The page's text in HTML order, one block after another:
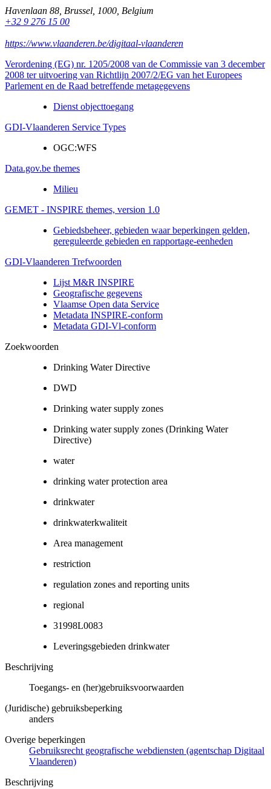
Havenlaan 88 Brussel 1000 Belgium
+32 9 276 15 00
https://www.vlaanderen.be/digitaal-vlaanderen
Verordening (EG) nr. 1205/2008 van de Commissie van 3 december
2008 ter uitvoering van Richtlijn 2007/2/EG van het Europees
Parlement en de Raad betreffende metagegevens
Dienst objecttoegang
GDI-Vlaanderen Service Types
OGC:WFS
Data.gov.be themes
Milieu
GEMET - INSPIRE themes, version 1.0
Gebiedsbeheer, gebieden waar beperkingen gelden,
gereguleerde gebieden en rapportage-eenheden
GDI-Vlaanderen Trefwoorden
Lijst M&R INSPIRE
Geografische gegevens
Vlaamse Open data Service
Metadata INSPIRE-conform
Metadata GDI-Vl-conform
Zoekwoorden
Drinking Water Directive
DWD
Drinking water supply zones
Drinking water supply zones (Drinking Water
Directive)
water
drinking water protection area
drinkwater
drinkwaterkwaliteit
Area management
restriction
regulation zones and reporting units
regional
31998L0083
Leveringsgebieden drinkwater
Beschrijving
Toegangs- en (her)gebruiksvoorwaarden
(Juridische) gebruiksbeperking
anders
Overige beperkingen
Gebruiksrecht geografische webdiensten (agentschap Digitaal
Vlaanderen)
Beschrijving